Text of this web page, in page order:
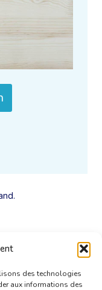
des technologies
aux informations des